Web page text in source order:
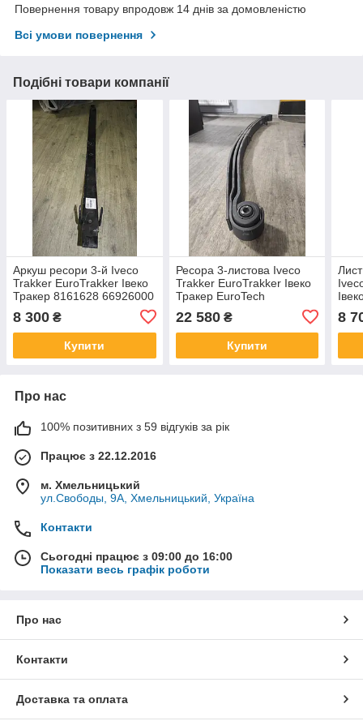
Повернення товару впродовж 14 днів за домовленістю
Всі умови повернення
Подібні товари компанії
Аркуш ресори 3-й Iveco
Trakker EuroTrakker Івеко
Тракер 8161628 66926000
8 300 ₴
Купити
Ресора 3-листова Iveco
Trakker EuroTrakker Івеко
Тракер EuroTech
41027488
22 580₴
Купити
8
Про нас
100% позитивних з 59 відгуків за рік
Працює з 22.12.2016
м. Хмельницький
ул.Свободы, 9А, Хмельницький, Україна
Контакти
Сьогодні працює з 09:00 до 16:00
Показати весь графік роботи
Про нас
Контакти
Доставка та оплата